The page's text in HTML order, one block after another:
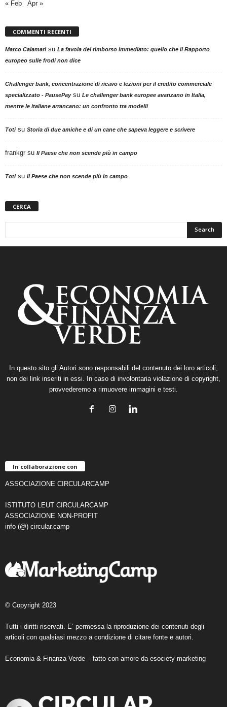
« Feb
Apr »
COMMENTI RECENTI
Marco Calamarisu La favola del rimborso immediato: quello che il Rapporto
europeo sulle frodi non dice
Challenger bank, concentrazione di ricavo e lezioni per il credito commerciale
specializzato - PausePaysu Le challenger bank europee avanzano in Italia,
mentre le italiane arrancano: un confronto tra modelli
Totisu Storia di due amiche e di un cane che sapeva leggere e scrivere
frankgr su Il Paese che non scende più in campo
Totisu Il Paese che non scende più in campo
CERCA
In questo sito gli Autori sono responsabili del contenuto dei loro articoli,
non dei link inseriti in essi. In caso di involontaria violazione di copyright,
provvederemo a rimuovere immagini e testi.
In collaborazione con
ASSOCIAZIONE CIRCULARCAMP
ISTITUTO LEUT CIRCULARCAMP
ASSOCIAZIONE NON-PROFIT
info (@) circular.camp
© Copyright 2023
Tutti i diritti riservati. E’ permessa la riproduzione dei contenuti degli
articoli con qualsiasi mezzo a condizione di citare fonte e autori.
Economia & Finanza Verde – fatto con amore da esociety marketing